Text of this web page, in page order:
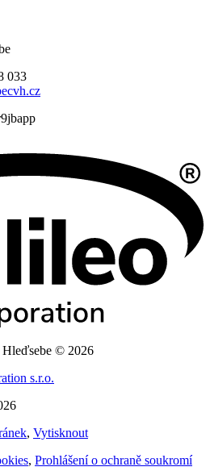
033
© 2026
s.r.o.
, Vytisknout
, Prohlášení o ochraně soukromí